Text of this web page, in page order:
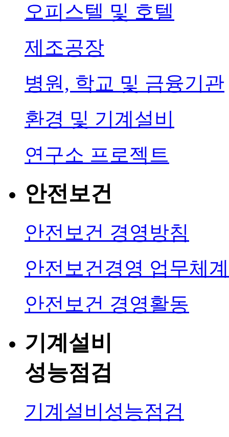
오피스텔 및 호텔
제조공장
병원, 학교 및 금융기관
환경 및 기계설비
연구소 프로젝트
안전보건
안전보건 경영방침
안전보건경영 업무체계
안전보건 경영활동
기계설비
성능점검
기계설비성능점검